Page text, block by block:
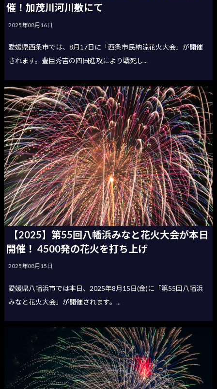
催！加茂川河川敷にて
2025年08月16日
愛媛県西条市では、8月17日に「西条市民納涼花火大会」が開催
されます。豊臣秀吉の四国進攻により戦死し...
【2025】第55回八幡浜みなと花火大会が本日
開催！ 4500発の花火を打ち上げ
2025年08月15日
愛媛県八幡浜市では本日、2025年8月15日(金)に「第55回八幡浜
みなと花火大会」が開催されます。...